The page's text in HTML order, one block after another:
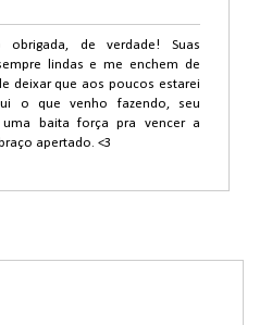
obrigada, de verdade! Suas
lindas e me enchem de
deixar que aos poucos estarei
o que venho fazendo, seu
baita força pra vencer a
apertado. <3